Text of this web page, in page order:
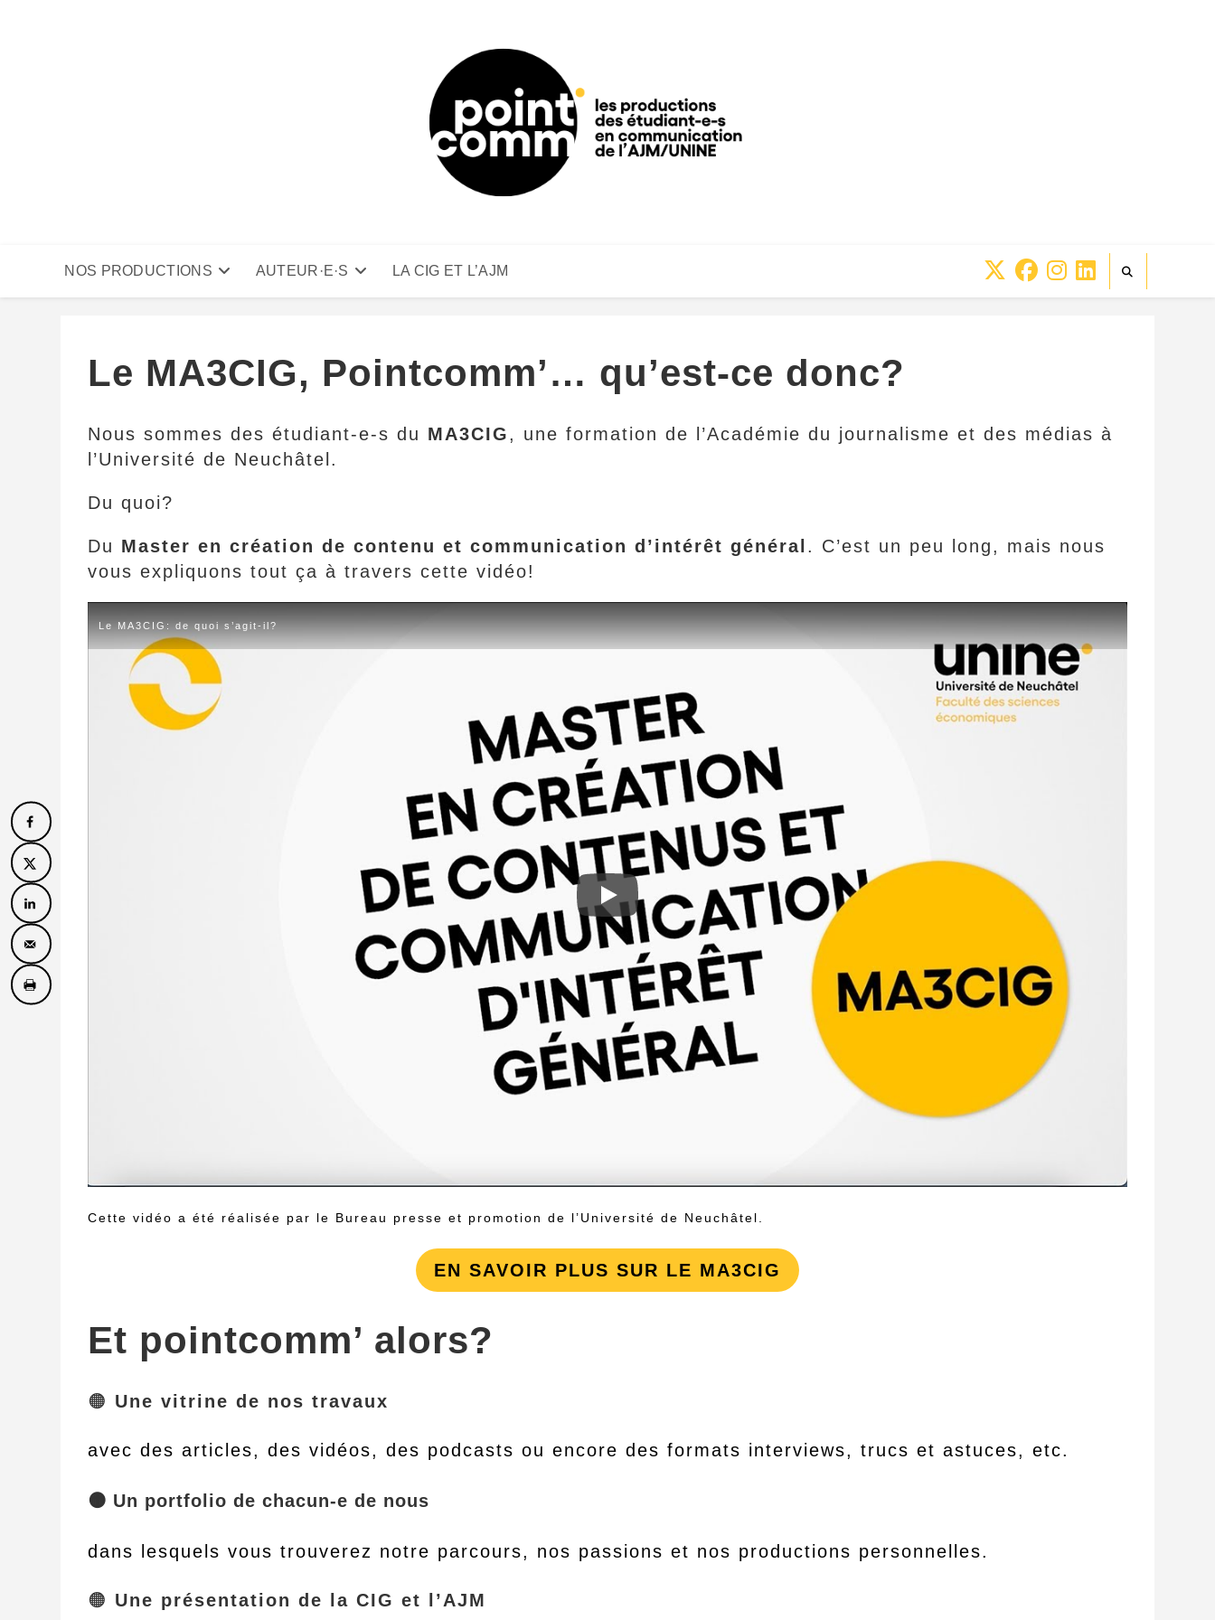
NOS PRODUCTIONS AUTEUR·E·S LA CIG ET L’AJM
Le MA3CIG, Pointcomm’… qu’est-ce donc?
Nous sommes des étudiant-e-s du MA3CIG, une formation de l’Académie du journalisme et des médias à
l’Université de Neuchâtel.
Du quoi?
Du Master en création de contenu et communication d’intérêt général . C’est un peu long, mais nous
vous expliquons tout ça à travers cette vidéo!
Le MA3CIG: de quoi s’agit-il?
Cette vidéo a été réalisée par le Bureau presse et promotion de l’Université de Neuchâtel.
EN SAVOIR PLUS SUR LE MA3CIG
Et pointcomm’ alors?
🟠 Une vitrine de nos travaux
avec des articles, des vidéos, des podcasts ou encore des formats interviews, trucs et astuces, etc.
🟠 Un portfolio de chacun-e de nous
dans lesquels vous trouverez notre parcours, nos passions et nos productions personnelles.
🟠 Une présentation de la CIG et l’AJM